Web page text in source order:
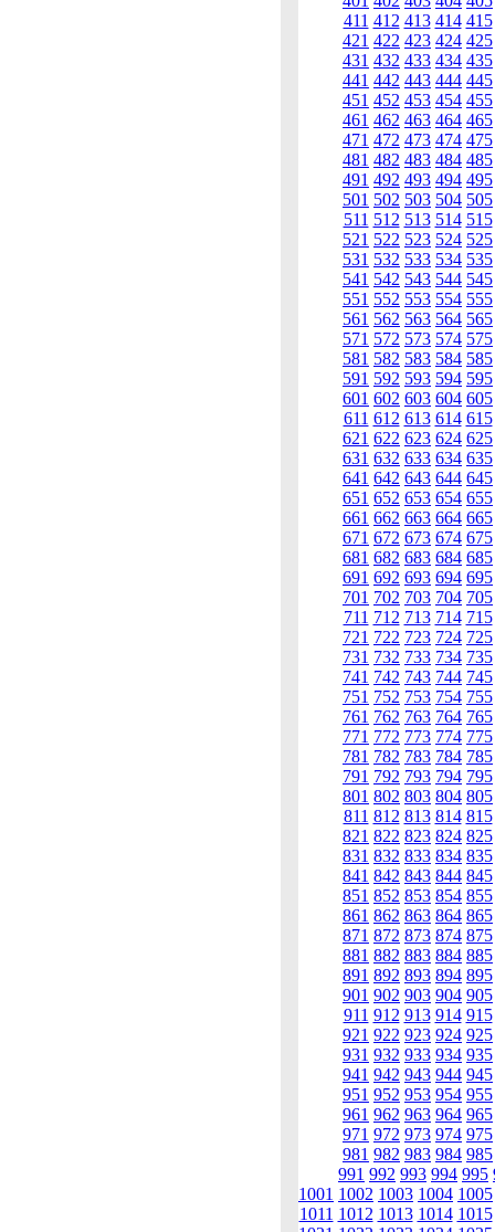
411 412 413 414 415
421 422 423 424 425
431 432 433 434 435
441 442 443 444 445
451 452 453 454 455
461 462 463 464 465
471 472 473 474 475
481 482 483 484 485
491 492 493 494 495
501 502 503 504 505
511 512 513 514 515
521 522 523 524 525
531 532 533 534 535
541 542 543 544 545
551 552 553 554 555
561 562 563 564 565
571 572 573 574 575
581 582 583 584 585
591 592 593 594 595
601 602 603 604 605
611 612 613 614 615
621 622 623 624 625
631 632 633 634 635
641 642 643 644 645
651 652 653 654 655
661 662 663 664 665
671 672 673 674 675
681 682 683 684 685
691 692 693 694 695
701 702 703 704 705
711 712 713 714 715
721 722 723 724 725
731 732 733 734 735
741 742 743 744 745
751 752 753 754 755
761 762 763 764 765
771 772 773 774 775
781 782 783 784 785
791 792 793 794 795
801 802 803 804 805
811 812 813 814 815
821 822 823 824 825
831 832 833 834 835
841 842 843 844 845
851 852 853 854 855
861 862 863 864 865
871 872 873 874 875
881 882 883 884 885
891 892 893 894 895
901 902 903 904 905
911 912 913 914 915
921 922 923 924 925
931 932 933 934 935
941 942 943 944 945
951 952 953 954 955
961 962 963 964 965
971 972 973 974 975
981 982 983 984 985
991 992 993 994 995
1001 1002 1003 1004 1005
1011 1012 1013 1014 1015